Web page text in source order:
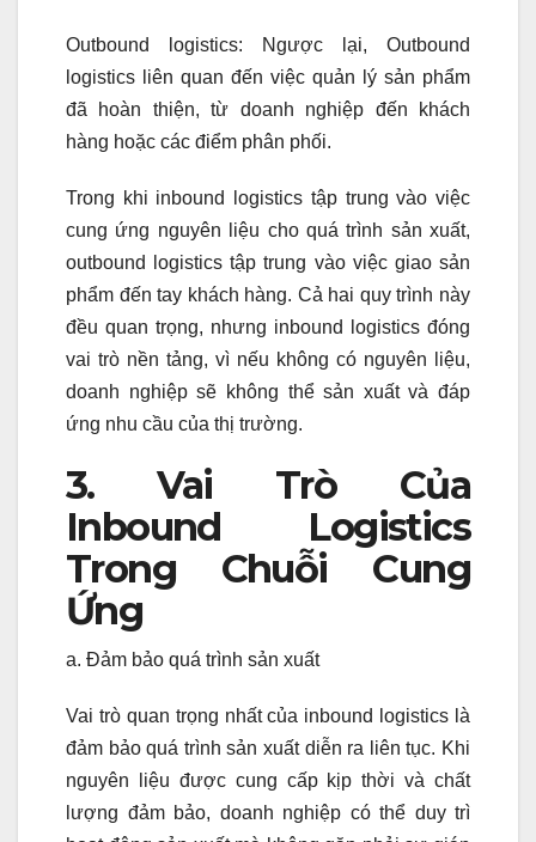
Outbound logistics: Ngược lại, Outbound
logistics liên quan đến việc quản lý sản phẩm
đã hoàn thiện, từ doanh nghiệp đến khách
hàng hoặc các điểm phân phối.
Trong khi inbound logistics tập trung vào việc
cung ứng nguyên liệu cho quá trình sản xuất,
outbound logistics tập trung vào việc giao sản
phẩm đến tay khách hàng. Cả hai quy trình này
đều quan trọng, nhưng inbound logistics đóng
vai trò nền tảng, vì nếu không có nguyên liệu,
doanh nghiệp sẽ không thể sản xuất và đáp
ứng nhu cầu của thị trường.
3. Vai Trò Của
Inbound Logistics
Trong Chuỗi Cung
Ứng
a. Đảm bảo quá trình sản xuất
Vai trò quan trọng nhất của inbound logistics là
đảm bảo quá trình sản xuất diễn ra liên tục. Khi
nguyên liệu được cung cấp kịp thời và chất
lượng đảm bảo, doanh nghiệp có thể duy trì